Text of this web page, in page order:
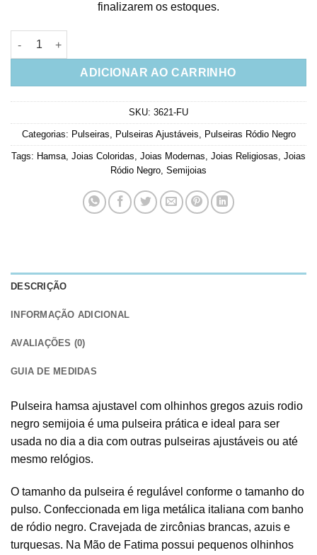
finalizarem os estoques.
Pulseira Hamsa Ajustavel Com Olhinhos Gregos Azuis Rodio
ADICIONAR AO CARRINHO
SKU: 3621-FU
Categorias: Pulseiras Pulseiras Ajustáveis Pulseiras Ródio Negro
Tags: Hamsa Joias Coloridas Joias Modernas Joias Religiosas Joias
Ródio Negro Semijoias
DESCRIÇÃO
INFORMAÇÃO ADICIONAL
AVALIAÇÕES (0)
GUIA DE MEDIDAS
Pulseira hamsa ajustavel com olhinhos gregos azuis rodio
negro semijoia é uma pulseira prática e ideal para ser
usada no dia a dia com outras pulseiras ajustáveis ou até
mesmo relógios.
O tamanho da pulseira é regulável conforme o tamanho do
pulso. Confeccionada em liga metálica italiana com banho
de ródio negro. Cravejada de zircônias brancas, azuis e
turquesas. Na Mão de Fatima possui pequenos olhinhos